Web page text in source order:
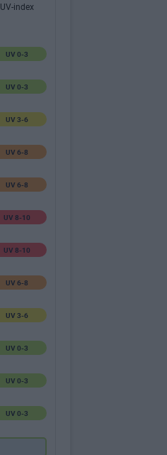
UV-index
UV 0-3
UV 0-3
UV 3-6
UV 6-8
UV 6-8
UV 8-10
UV 8-10
UV 6-8
UV 3-6
UV 0-3
UV 0-3
UV 0-3